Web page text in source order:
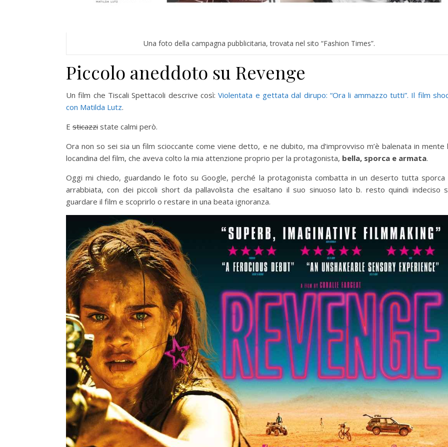
Una foto della campagna pubblicitaria, trovata nel sito “Fashion Times”.
Piccolo aneddoto su Revenge
Un film che Tiscali Spettacoli descrive così:Violentata e gettata dal dirupo: “Ora li ammazzo tutti”. Il film
con Matilda Lutz.
E sticazzi state calmi però.
Ora non so sei sia un film scioccante come viene detto, e ne dubito, ma d’improvviso m’è balenata in mente
locandina del film, che aveva colto la mia attenzione proprio per la protagonista, bella, sporca e armata.
Oggi mi chiedo, guardando le foto su Google, perché la protagonista combatta in un deserto tutta sporca
arrabbiata, con dei piccoli short da pallavolista che esaltano il suo sinuoso lato b. resto quindi indeciso
guardare il film e scoprirlo o restare in una beata ignoranza.